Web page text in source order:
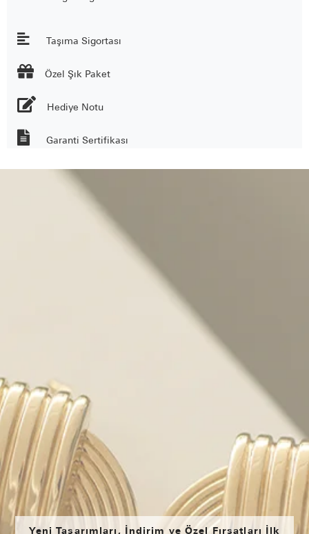
Taşıma Sigortası
 Özel Şık Paket
Hediye Notu
Garanti Sertifikası
Yeni Tasarımları, İndirim ve Özel Fırsatları İlk